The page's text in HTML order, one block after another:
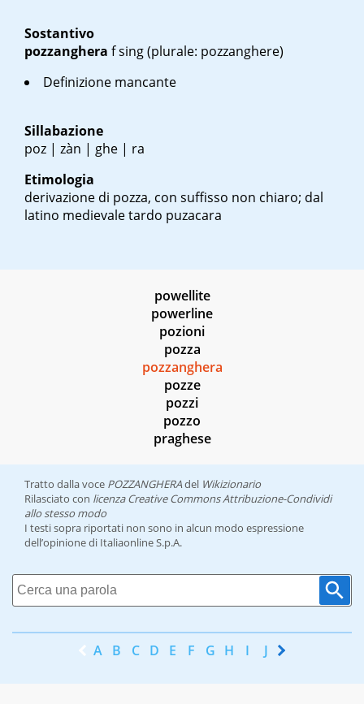
Sostantivo
pozzanghera f sing(plurale: pozzanghere)
Definizione mancante
Sillabazione
poz | zàn | ghe | ra
Etimologia
derivazione di pozza, con suffisso non chiaro; dal
latino medievale tardo puzacara
powellite
powerline
pozioni
pozza
pozzanghera
pozze
pozzi
pozzo
praghese
Tratto dalla voce POZZANGHERAdel Wikizionario
Rilasciato con licenza Creative Commons Attribuzione-Condividi
allo stesso modo
I testi sopra riportati non sono in alcun modo espressione
dell’opinione di Italiaonline S.p.A.
A B C D E F G H I J K